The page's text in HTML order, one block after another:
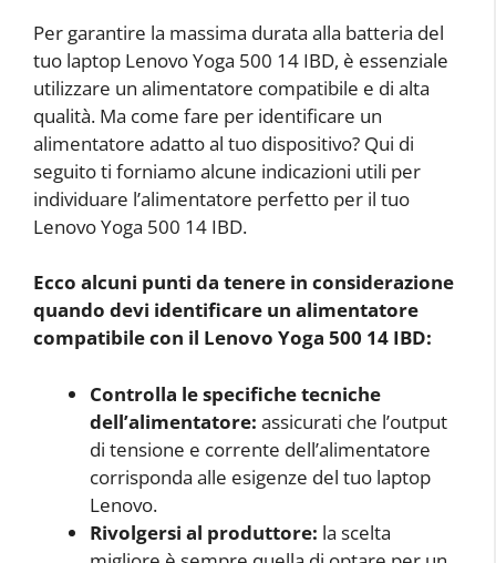
Per garantire la massima durata alla batteria del
tuo laptop Lenovo Yoga 500 14 IBD, è essenziale
utilizzare un alimentatore compatibile e di alta
qualità. Ma come fare per identificare un
alimentatore adatto al tuo dispositivo? Qui di
seguito ti forniamo alcune indicazioni utili per
individuare l’alimentatore perfetto per il tuo
Lenovo Yoga 500 14 IBD.
Ecco alcuni punti da tenere in considerazione
quando devi identificare un alimentatore
compatibile con il Lenovo Yoga 500 14 IBD:
Controlla le specifiche tecniche
dell’alimentatore: assicurati che l’output
di tensione e corrente dell’alimentatore
corrisponda alle esigenze del tuo laptop
Lenovo.
Rivolgersi al produttore: la scelta